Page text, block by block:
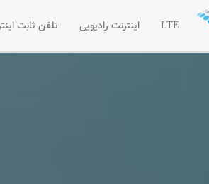
LTE اینترنت رادیویی تلفن ثابت